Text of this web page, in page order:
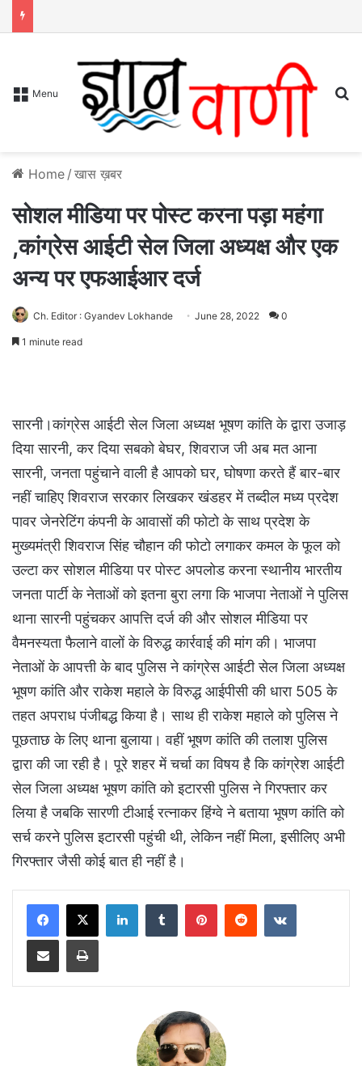
Menu
Home / खास ख़बर
सोशल मीडिया पर पोस्ट करना पड़ा महंगा
,कांग्रेस आईटी सेल जिला अध्यक्ष और एक
अन्य पर एफआईआर दर्ज
Ch. Editor : Gyandev Lokhande June 28, 2022 0
1 minute read
सारनी।कांग्रेस आईटी सेल जिला अध्यक्ष भूषण कांति के द्वारा उजाड़
दिया सारनी, कर दिया सबको बेघर, शिवराज जी अब मत आना
सारनी, जनता पहुंचाने वाली है आपको घर, घोषणा करते हैं बार-बार
नहीं चाहिए शिवराज सरकार लिखकर खंडहर में तब्दील मध्य प्रदेश
पावर जेनरेटिंग कंपनी के आवासों की फोटो के साथ प्रदेश के
मुख्यमंत्री शिवराज सिंह चौहान की फोटो लगाकर कमल के फूल को
उल्टा कर सोशल मीडिया पर पोस्ट अपलोड करना स्थानीय भारतीय
जनता पार्टी के नेताओं को इतना बुरा लगा कि भाजपा नेताओं ने पुलिस
थाना सारनी पहुंचकर आपत्ति दर्ज की और सोशल मीडिया पर
वैमनस्यता फैलाने वालों के विरुद्ध कार्रवाई की मांग की। भाजपा
नेताओं के आपत्ती के बाद पुलिस ने कांग्रेस आईटी सेल जिला अध्यक्ष
भूषण कांति और राकेश महाले के विरुद्ध आईपीसी की धारा 505 के
तहत अपराध पंजीबद्ध किया है। साथ ही राकेश महाले को पुलिस ने
पूछताछ के लिए थाना बुलाया। वहीं भूषण कांति की तलाश पुलिस
द्वारा की जा रही है। पूरे शहर में चर्चा का विषय है कि कांग्रेश आईटी
सेल जिला अध्यक्ष भूषण कांति को इटारसी पुलिस ने गिरफ्तार कर
लिया है जबकि सारणी टीआई रत्नाकर हिंग्वे ने बताया भूषण कांति को
सर्च करने पुलिस इटारसी पहुंची थी, लेकिन नहीं मिला, इसीलिए अभी
गिरफ्तार जैसी कोई बात ही नहीं है।